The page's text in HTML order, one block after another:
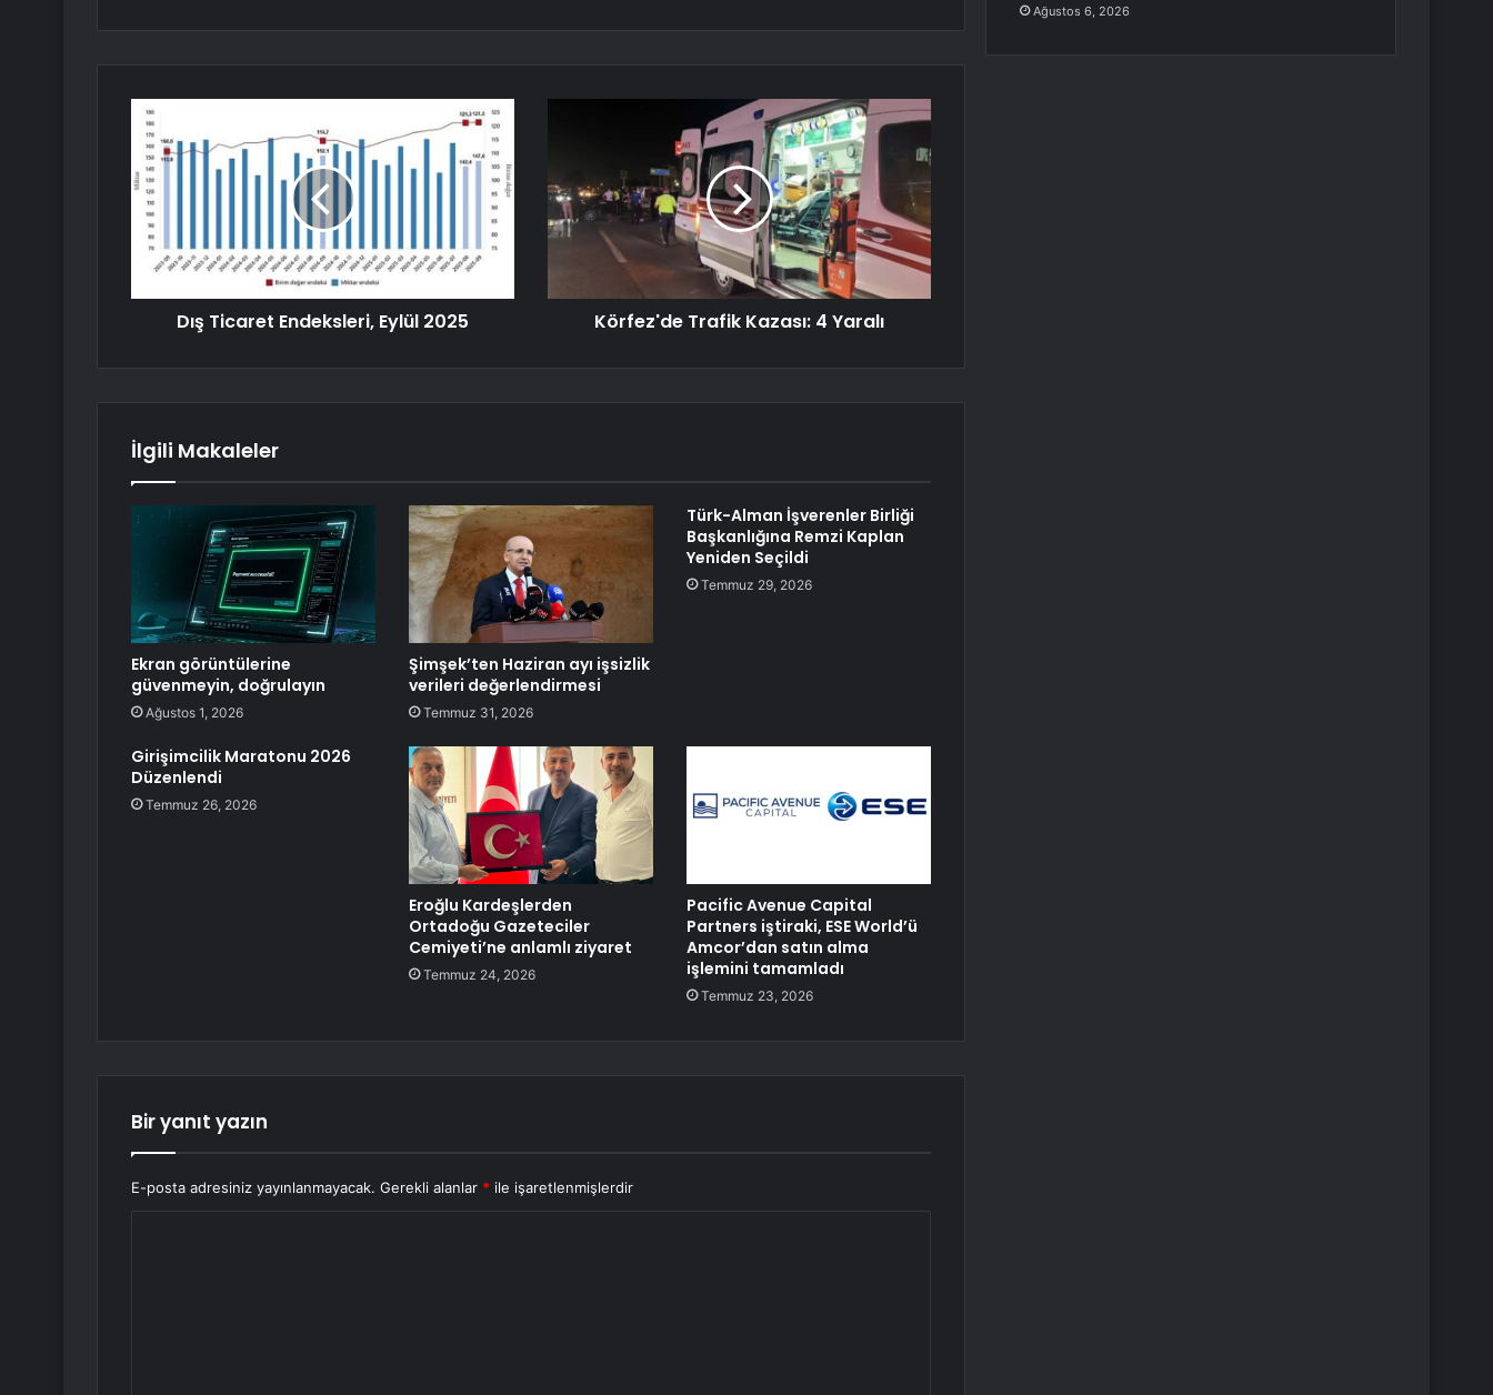
Dış Ticaret Endeksleri, Eylül 2025 Körfez'de Trafik Kazası: 4 Yaralı
İlgili Makaleler
Ekran görüntülerine
güvenmeyin, doğrulayın
Ağustos 1, 2026
Şimşek’ten Haziran ayı işsizlik
verileri değerlendirmesi
Temmuz 31, 2026
Türk-Alman İşverenler Birliği
Başkanlığına Remzi Kaplan
Yeniden Seçildi
Temmuz 29, 2026
Girişimcilik Maratonu 2026
Düzenlendi
Temmuz 26, 2026
Eroğlu Kardeşlerden
Ortadoğu Gazeteciler
Cemiyeti’ne anlamlı ziyaret
Temmuz 24, 2026
Pacific Avenue Capital
Partners iştiraki, ESE World’ü
Amcor’dan satın alma
işlemini tamamladı
Temmuz 23, 2026
Bir yanıt yazın
E-posta adresiniz yayınlanmayacak. Gerekli alanlar * ile işaretlenmişlerdir
Ağustos 6, 2026